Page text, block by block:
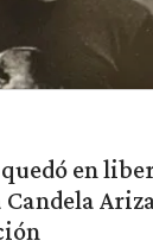
en
Candela